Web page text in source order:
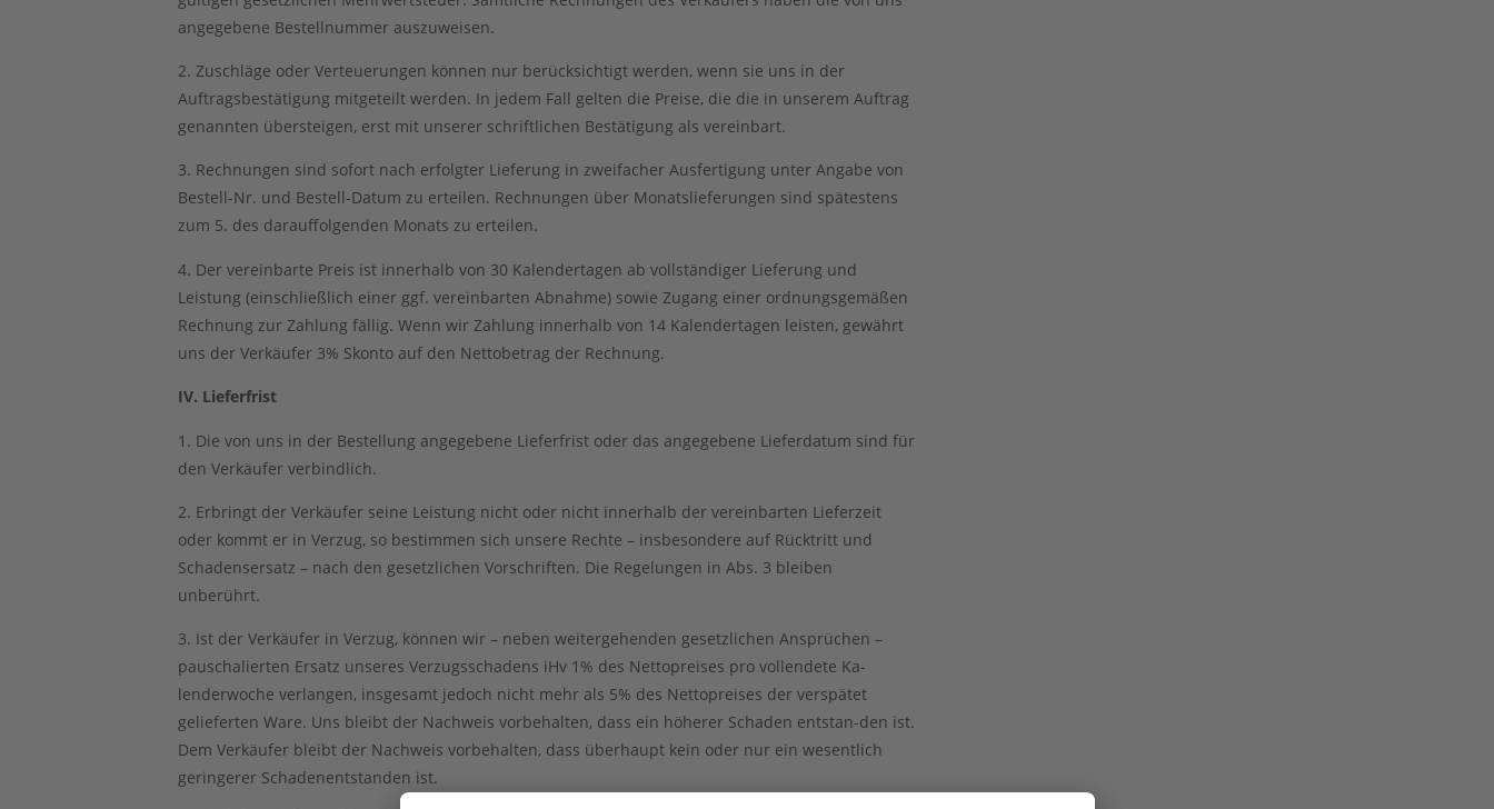
angegebene Bestellnummer auszuweisen.
2. Zuschläge oder Verteuerungen können nur berücksichtigt werden, wenn sie uns in der
Auftragsbestätigung mitgeteilt werden. In jedem Fall gelten die Preise, die die in unserem Auftrag
genannten übersteigen, erst mit unserer schriftlichen Bestätigung als vereinbart.
3. Rechnungen sind sofort nach erfolgter Lieferung in zweifacher Ausfertigung unter Angabe von
Bestell-Nr. und Bestell-Datum zu erteilen. Rechnungen über Monatslieferungen sind spätestens
zum 5. des darauffolgenden Monats zu erteilen.
4. Der vereinbarte Preis ist innerhalb von 30 Kalendertagen ab vollständiger Lieferung und
Leistung (einschließlich einer ggf. vereinbarten Abnahme) sowie Zugang einer ordnungsgemäßen
Rechnung zur Zahlung fällig. Wenn wir Zahlung innerhalb von 14 Kalendertagen leisten, gewährt
uns der Verkäufer 3% Skonto auf den Nettobetrag der Rechnung.
IV. Lieferfrist
1. Die von uns in der Bestellung angegebene Lieferfrist oder das angegebene Lieferdatum sind für
den Verkäufer verbindlich.
2. Erbringt der Verkäufer seine Leistung nicht oder nicht innerhalb der vereinbarten Lieferzeit
oder kommt er in Verzug, so bestimmen sich unsere Rechte – insbesondere auf Rücktritt und
Schadensersatz – nach den gesetzlichen Vorschriften. Die Regelungen in Abs. 3 bleiben
unberührt.
3. Ist der Verkäufer in Verzug, können wir – neben weitergehenden gesetzlichen Ansprüchen –
pauschalierten Ersatz unseres Verzugsschadens iHv 1% des Nettopreises pro vollendete Ka-
lenderwoche verlangen, insgesamt jedoch nicht mehr als 5% des Nettopreises der verspätet
gelieferten Ware. Uns bleibt der Nachweis vorbehalten, dass ein höherer Schaden entstan-den ist.
Dem Verkäufer bleibt der Nachweis vorbehalten, dass überhaupt kein oder nur ein wesentlich
geringerer Schadenentstanden ist.